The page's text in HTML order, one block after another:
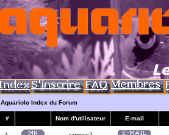
Aquariolo Index du Forum
# Nom d'utilisateur E-mail